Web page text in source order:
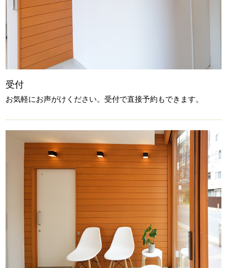
受付
お気軽にお声がけください。受付で直接予約もできます。